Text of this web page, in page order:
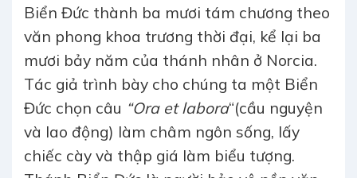
Biển Đức thành ba mươi tám chương theo
văn phong khoa trương thời đại, kể lại ba
mươi bảy năm của thánh nhân ở Norcia.
Tác giả trình bày cho chúng ta một Biển
Đức chọn câu “Ora et labora“(cầu nguyện
và lao động) làm châm ngôn sống, lấy
chiếc cày và thập giá làm biểu tượng.